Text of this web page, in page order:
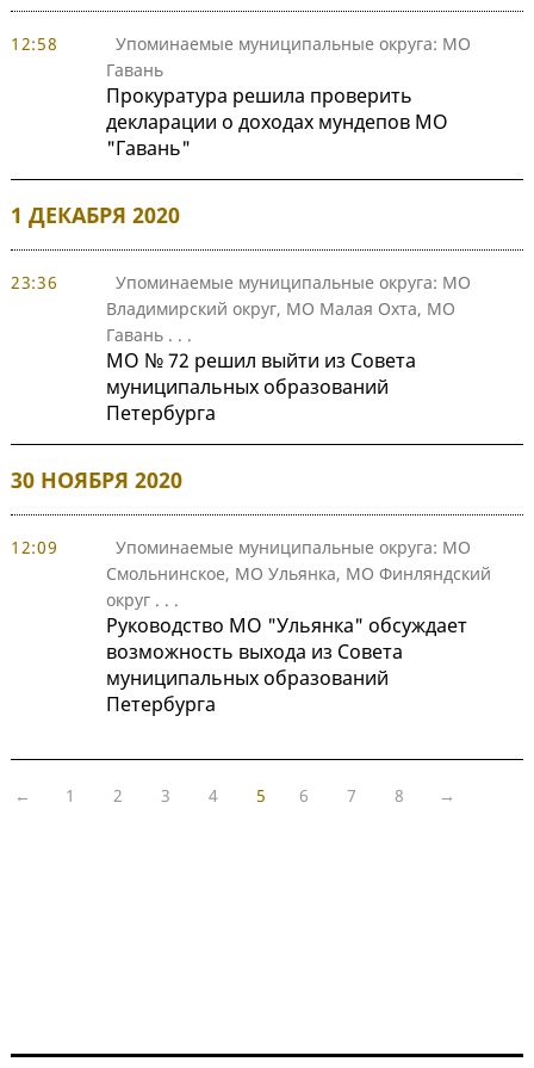
12:58
Упоминаемые муниципальные округа: МО
Гавань
Прокуратура решила проверить
декларации о доходах мундепов МО
"Гавань"
1 ДЕКАБРЯ 2020
23:36
Упоминаемые муниципальные округа: МО
Владимирский округ, МО Малая Охта, МО
Гавань . . .
МО № 72 решил выйти из Совета
муниципальных образований
Петербурга
30 НОЯБРЯ 2020
12:09
Упоминаемые муниципальные округа: МО
Смольнинское, МО Ульянка, МО Финляндский
округ . . .
Руководство МО "Ульянка" обсуждает
возможность выхода из Совета
муниципальных образований
Петербурга
← 1 2 3 4 5 6 7 8 →